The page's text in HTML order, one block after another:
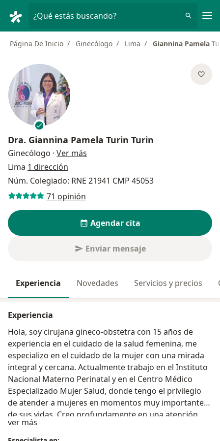
¿Qué estás buscando?
Página De Inicio Ginecólogo Lima Giannina Pamela
Dra. Giannina Pamela Turin Turin
Ginecólogo · Ver más
Lima 1 dirección
Núm. Colegiado: RNE 21941 CMP 45053
71 opinión
Agendar cita
Enviar mensaje
Experiencia Novedades Servicios y precios
Experiencia
Hola, soy cirujana gineco-obstetra con 15 años de
experiencia en el cuidado de la salud femenina, me
especializo en el cuidado de la mujer con una mirada
integral y cercana. Actualmente trabajo en el Instituto
Nacional Materno Perinatal y en el Centro Médico
Especializado Mujer Salud, donde tengo el privilegio
de atender a mujeres en momentos muy importantes
de sus vidas. Creo profundamente en una atención
cálida, respetuosa y personalizada. Cada mujer es
única, y mi compromiso es acompañarla con escucha,
ver más